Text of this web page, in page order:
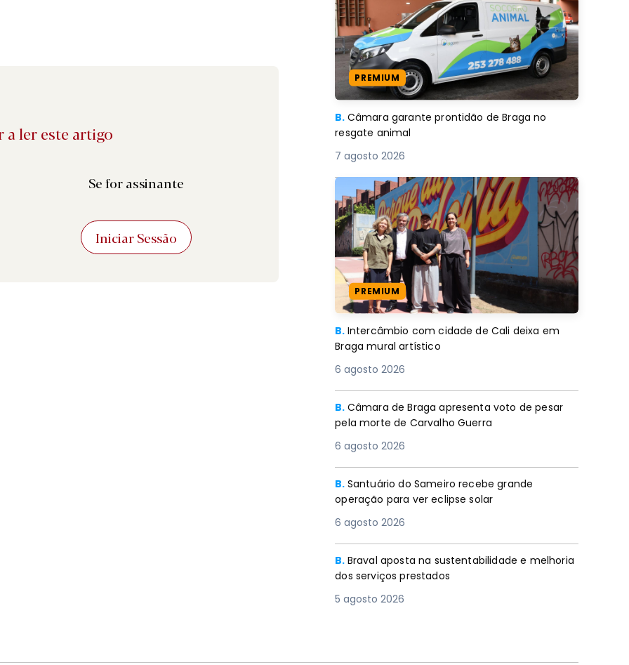
a ler este artigo
Se for assinante
Iniciar Sessão
PREMIUM
B. Câmara garante prontidão de Braga no
resgate animal
7 agosto 2026
PREMIUM
B. Intercâmbio com cidade de Cali deixa em
Braga mural artístico
6 agosto 2026
B. Câmara de Braga apresenta voto de pesar
pela morte de Carvalho Guerra
6 agosto 2026
B. Santuário do Sameiro recebe grande
operação para ver eclipse solar
6 agosto 2026
B. Braval aposta na sustentabilidade e melhoria
dos serviços prestados
5 agosto 2026